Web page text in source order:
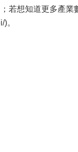
想知道更多產業
。